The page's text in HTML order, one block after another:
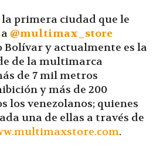
primera ciudad que le
@multimax_store
Bolívar y actualmente es la
de la multimarca
de 7 mil metros
y más de 200
los venezolanos; quienes
una de ellas a través de
.